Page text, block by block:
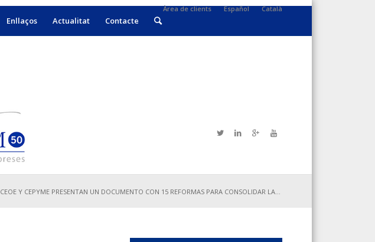
Àrea de clients Español Català
Enllaços Actualitat Contacte
CEOE Y CEPYME PRESENTAN UN DOCUMENTO CON 15 REFORMAS PARA CONSOLIDAR LA...